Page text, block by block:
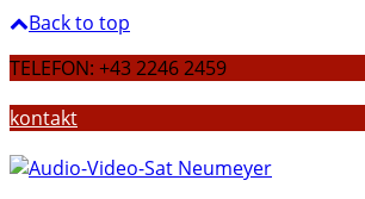
Back to top
TELEFON: +43 2246 2459
kontakt